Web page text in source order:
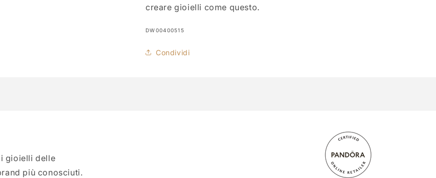
creare gioielli come questo.
SKU:
DW00400515
Condividi
i gioielli delle
più conosciuti.